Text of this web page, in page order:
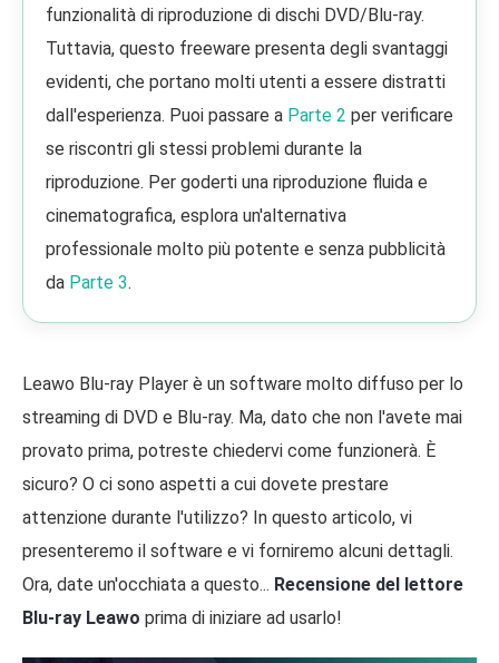
funzionalità di riproduzione di dischi DVD/Blu-ray.
Tuttavia, questo freeware presenta degli svantaggi
evidenti, che portano molti utenti a essere distratti
dall'esperienza. Puoi passare a Parte 2 per verificare
se riscontri gli stessi problemi durante la
riproduzione. Per goderti una riproduzione fluida e
cinematografica, esplora un'alternativa
professionale molto più potente e senza pubblicità
da Parte 3.
Leawo Blu-ray Player è un software molto diffuso per lo
streaming di DVD e Blu-ray. Ma, dato che non l'avete mai
provato prima, potreste chiedervi come funzionerà. È
sicuro? O ci sono aspetti a cui dovete prestare
attenzione durante l'utilizzo? In questo articolo, vi
presenteremo il software e vi forniremo alcuni dettagli.
Ora, date un'occhiata a questo... Recensione del lettore
Blu-ray Leawo prima di iniziare ad usarlo!